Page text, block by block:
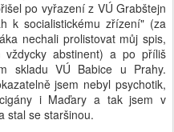
po vyřazení z VÚ Grabštejn
k socialistickému zřízení" (za
nechali prolistovat můj spis,
vždycky abstinent) a po příliš
skladu VÚ Babice u Prahy.
jsem nebyl psychotik,
i Maďary a tak jsem v
stal se staršinou.